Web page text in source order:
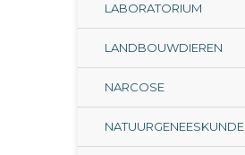
LABORATORIUM
LANDBOUWDIEREN
NARCOSE
NATUURGENEESKUNDE